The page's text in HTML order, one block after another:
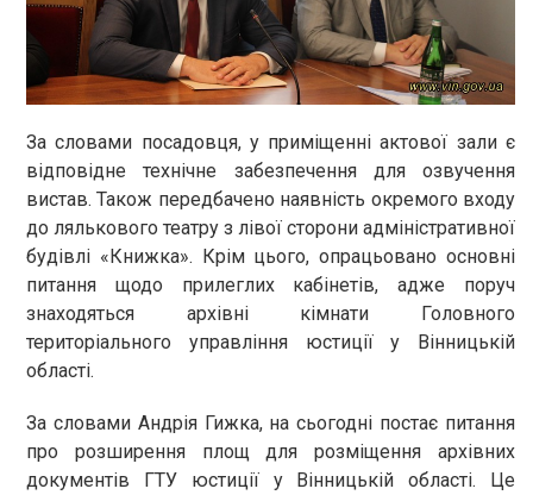
За словами посадовця, у приміщенні актової зали є
відповідне технічне забезпечення для озвучення
вистав. Також передбачено наявність окремого входу
до лялькового театру з лівої сторони адміністративної
будівлі «Книжка». Крім цього, опрацьовано основні
питання щодо прилеглих кабінетів, адже поруч
знаходяться архівні кімнати Головного
територіального управління юстиції у Вінницькій
області.
За словами Андрія Гижка, на сьогодні постає питання
про розширення площ для розміщення архівних
документів ГТУ юстиції у Вінницькій області. Це